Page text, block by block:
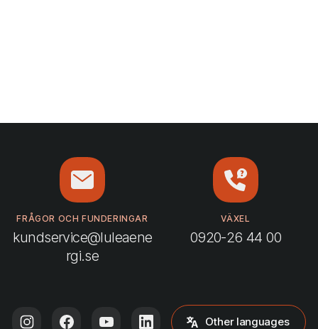
FRÅGOR OCH FUNDERINGAR
kundservice@luleaene
rgi.se
VÄXEL
0920-26 44 00
Other languages